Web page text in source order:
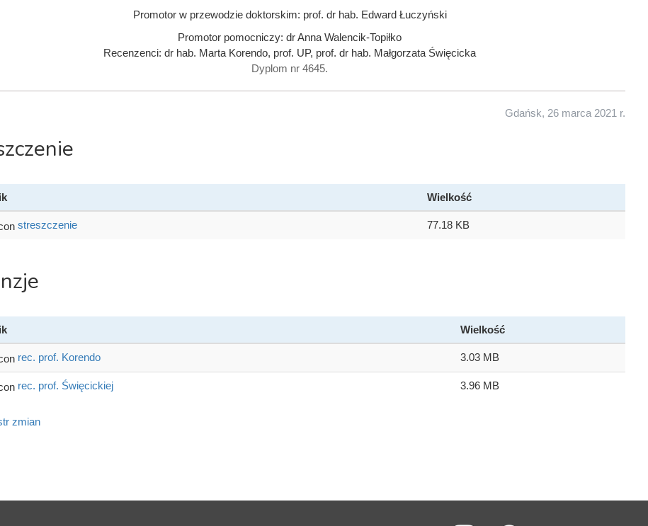
Promotor w przewodzie doktorskim: prof. dr hab. Edward Łuczyński
Promotor pomocniczy: dr Anna Walencik-Topiłko
Recenzenci: dr hab. Marta Korendo, prof. UP, prof. dr hab. Małgorzata Święcicka
Dyplom nr 4645.
Gdańsk, 26 marca 2021 r.
Wielkość
streszczenie 77.18 KB
Wielkość
rec. prof. Korendo 3.03 MB
rec. prof. Święcickiej 3.96 MB
zmian